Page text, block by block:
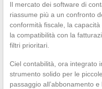
Il mercato dei software di
riassume più a un confronto
conformità fiscale, la
la compatibilità con la
filtri prioritari.
Ciel contabilità, ora integrato
strumento solido per le
passaggio all’abbonamento